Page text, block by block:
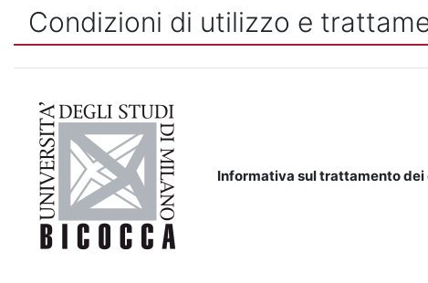
Condizioni di utilizzo e
Informativa sul trattamento dei